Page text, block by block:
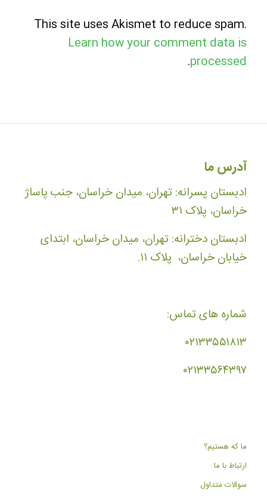
This site uses Akismet to reduce spam.
Learn how your comment data is
processed
.
آدرس ما
ادبستان پسرانه: تهران، میدان خراسان، جنب پاساژ
خراسان، پلاک ۳۱
ادبستان دخترانه: تهران، میدان خراسان، ابتدای
خیابان خراسان، پلاک ۱۱.
شماره های تماس:
۰۲۱۳۳۵۵۱۸۱۳
۰۲۱۳۳۵۶۴۳۹۷
ما که هستیم؟
ارتباط با ما
سوالات متداول